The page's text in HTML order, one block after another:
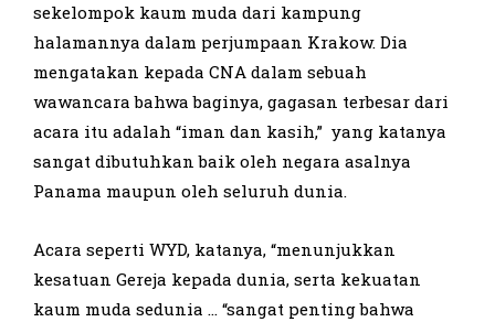
sekelompok kaum muda dari kampung
halamannya dalam perjumpaan Krakow. Dia
mengatakan kepada CNA dalam sebuah
wawancara bahwa baginya, gagasan terbesar dari
acara itu adalah “iman dan kasih,” yang katanya
sangat dibutuhkan baik oleh negara asalnya
Panama maupun oleh seluruh dunia.
Acara seperti WYD, katanya, “menunjukkan
kesatuan Gereja kepada dunia, serta kekuatan
kaum muda sedunia … “sangat penting bahwa